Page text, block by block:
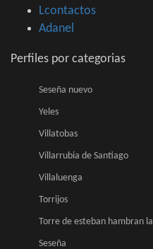
Lcontactos
Adanel
Perfiles por categorias
Seseña nuevo
Yeles
Villatobas
Villarrubia de Santiago
Villaluenga
Torrijos
Torre de esteban hambran la
Seseña